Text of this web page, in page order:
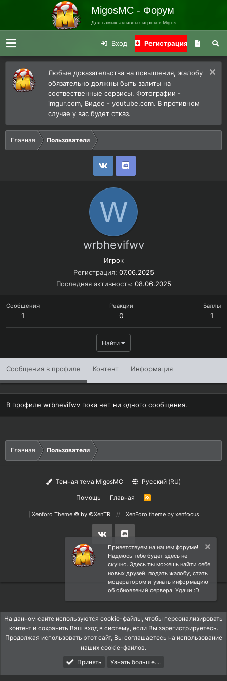
MigosMC - Форум
Для самых активных игроков Migos
Вход Регистрация
Любые доказательства на повышения, жалобу
обязательно должны быть залиты на
соотвественные сервисы. Фотографии -
imgur.com, Видео - youtube.com. В противном
случае у вас будет отказ.
Главная Пользователи
W
wrbhevifwv
Игрок
Регистрация 07.06.2025
Последняя активность 08.06.2025
Сообщения
1
Реакции
0
Баллы
1
Найти
Сообщения в профиле Контент Информация
В профиле wrbhevifwv пока нет ни одного сообщения.
Главная Пользователи
Темная тема MigosMC Русский (RU)
Помощь Главная
R
Xenforo Theme© by ©XenTR XenForo themeby xenfocus
Что Нового Вход Регистрация
Приветствуем на нашем форуме!
Надеюсь тебе будет здесь не
скучно. Здесь ты можешь найти себе
новых друзей, подать жалобу, стать
модератором и узнать информацию
об обновлений сервера. Удачи :D
На данном сайте используются cookie-файлы, чтобы персонализировать
контент и сохранить Ваш вход в систему, если Вы зарегистрируетесь.
Продолжая использовать этот сайт, Вы соглашаетесь на использование
наших cookie-файлов.
Принять
Узнать больше....